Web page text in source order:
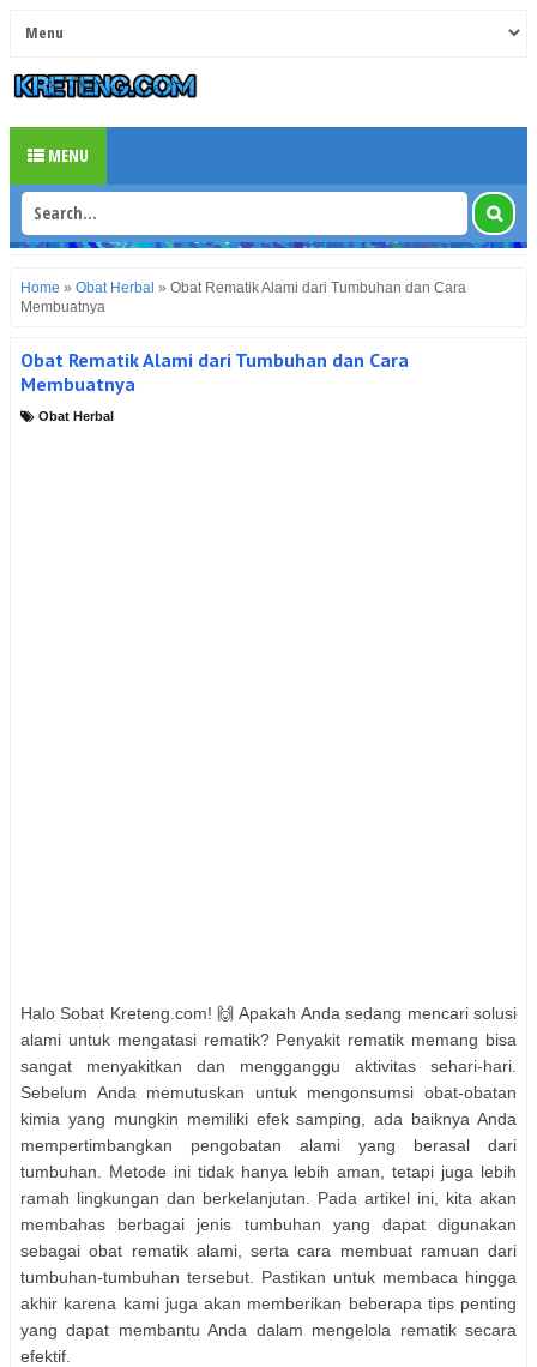
MENU
Home » Obat Herbal » Obat Rematik Alami dari Tumbuhan dan Cara
Membuatnya
Obat Rematik Alami dari Tumbuhan dan Cara
Membuatnya
Obat Herbal
Halo Sobat Kreteng.com! 🙌 Apakah Anda sedang mencari solusi
alami untuk mengatasi rematik? Penyakit rematik memang bisa
sangat menyakitkan dan mengganggu aktivitas sehari-hari.
Sebelum Anda memutuskan untuk mengonsumsi obat-obatan
kimia yang mungkin memiliki efek samping, ada baiknya Anda
mempertimbangkan pengobatan alami yang berasal dari
tumbuhan. Metode ini tidak hanya lebih aman, tetapi juga lebih
ramah lingkungan dan berkelanjutan. Pada artikel ini, kita akan
membahas berbagai jenis tumbuhan yang dapat digunakan
sebagai obat rematik alami, serta cara membuat ramuan dari
tumbuhan-tumbuhan tersebut. Pastikan untuk membaca hingga
akhir karena kami juga akan memberikan beberapa tips penting
yang dapat membantu Anda dalam mengelola rematik secara
efektif.